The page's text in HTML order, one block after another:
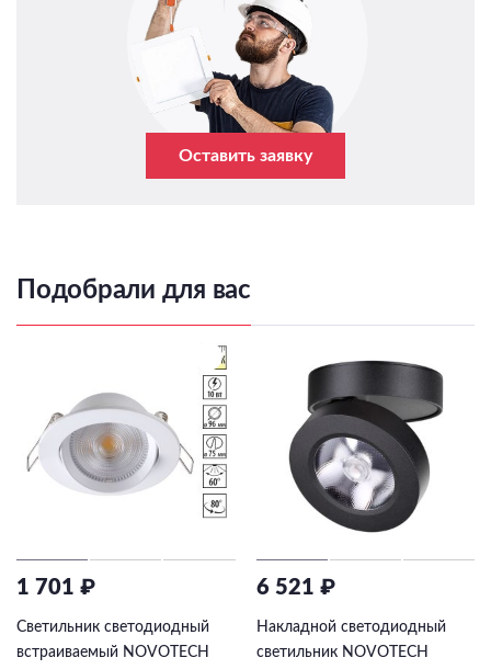
Оставить заявку
Подобрали для вас
1 701 ₽
Светильник светодиодный
встраиваемый NOVOTECH
6 521 ₽
Накладной светодиодный
светильник NOVOTECH